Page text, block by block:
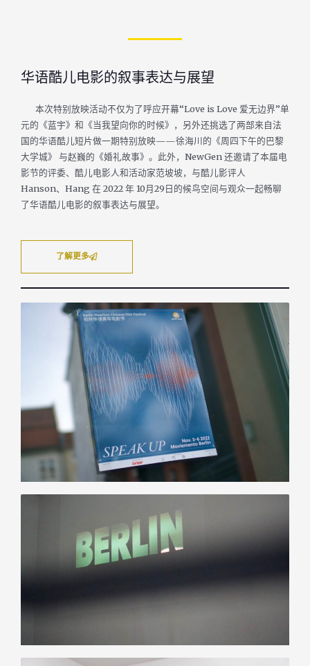
华语酷儿电影的叙事表达与展望
本次特别放映活动不仅为了呼应开幕“Love is Love 爱无边界”单
元的《蓝宇》和《当我望向你的时候》，另外还挑选了两部来自法
国的华语酷儿短片做一期特别放映——徐海川的《周四下午的巴黎
大学城》 与赵巍的《婚礼故事》。此外，NewGen 还邀请了本届电
影节的评委、酷儿电影人和活动家范坡坡，与酷儿影评人
Hanson、Hang 在 2022 年 10月29日的候鸟空间与观众一起畅聊
了华语酷儿电影的叙事表达与展望。
了解更多